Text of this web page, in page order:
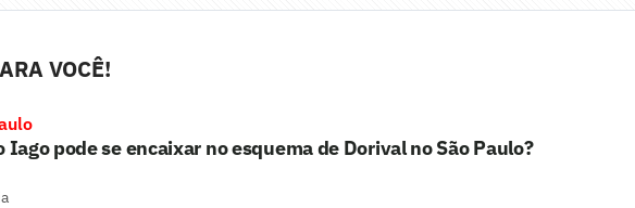
VOCÊ!
Iago pode se encaixar no esquema de Dorival no São Paulo?